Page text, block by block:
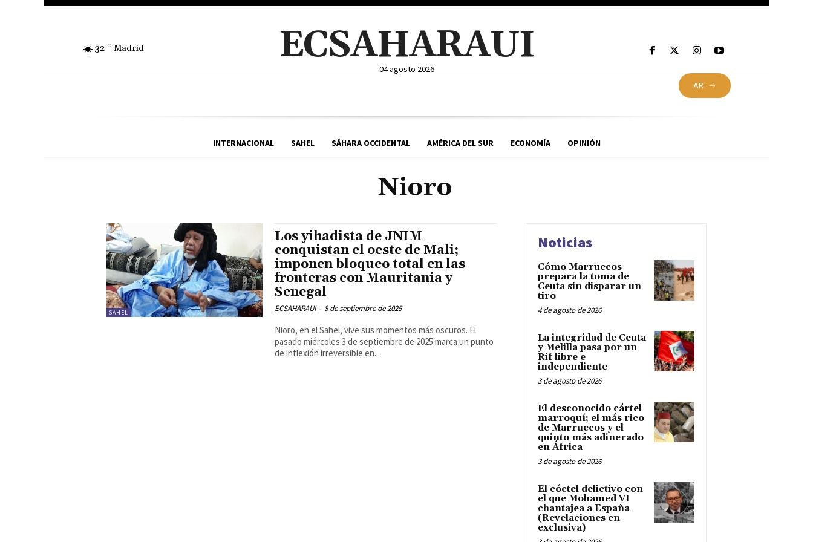
32 C Madrid ECSAHARAUI
04 agosto 2026
AR
INTERNACIONAL SAHEL SÁHARA OCCIDENTAL AMÉRICA DEL SUR ECONOMÍA OPINIÓN
Nioro
SAHEL
Los yihadista de JNIM
conquistan el oeste de Mali;
imponen bloqueo total en las
fronteras con Mauritania y
Senegal
ECSAHARAUI - 8 de septiembre de 2025
Nioro, en el Sahel, vive sus momentos más oscuros. El
pasado miércoles 3 de septiembre de 2025 marca un punto
de inflexión irreversible en...
Noticias
Cómo Marruecos
prepara la toma de
Ceuta sin disparar un
tiro
4 de agosto de 2026
La integridad de Ceuta
y Melilla pasa por un
Rif libre e
independiente
3 de agosto de 2026
El desconocido cártel
marroquí; el más rico
de Marruecos y el
quinto más adinerado
en África
3 de agosto de 2026
El cóctel delictivo con
el que Mohamed VI
chantajea a España
(Revelaciones en
exclusiva)